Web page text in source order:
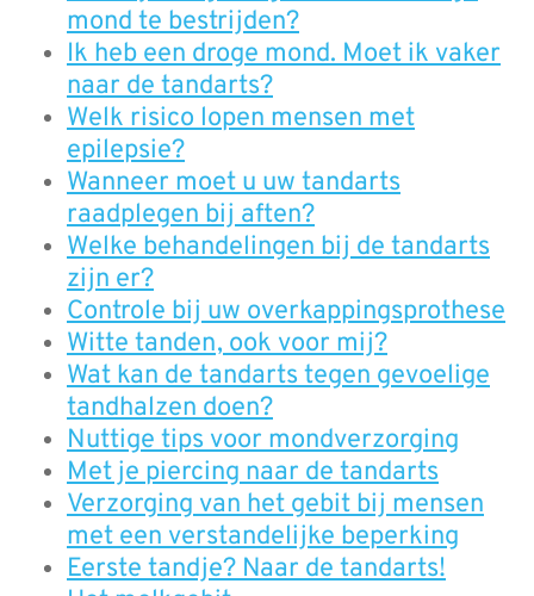
mond te bestrijden?
Ik heb een droge mond. Moet ik vaker
naar de tandarts?
Welk risico lopen mensen met
epilepsie?
Wanneer moet u uw tandarts
raadplegen bij aften?
Welke behandelingen bij de tandarts
zijn er?
Controle bij uw overkappingsprothese
Witte tanden, ook voor mij?
Wat kan de tandarts tegen gevoelige
tandhalzen doen?
Nuttige tips voor mondverzorging
Met je piercing naar de tandarts
Verzorging van het gebit bij mensen
met een verstandelijke beperking
Eerste tandje? Naar de tandarts!